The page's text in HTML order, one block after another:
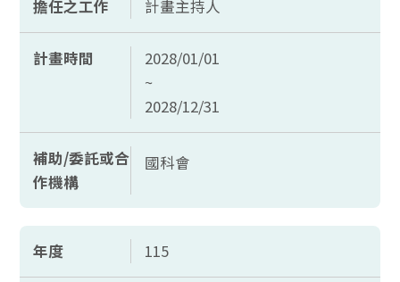
擔任之工作 計畫主持人
計畫時間
2028/01/01
~
2028/12/31
補助/委託或合
作機構
國科會
年度 115